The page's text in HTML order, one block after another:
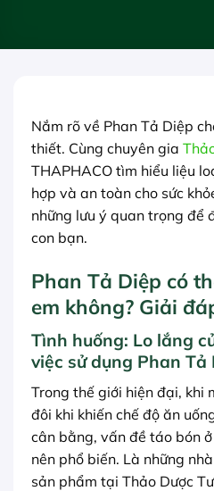
Nắm rõ về Phan Tả Diệp
thiết. Cùng chuyên gia
THAPHACO tìm hiểu liệu
hợp và an toàn cho sức
những lưu ý quan trọng để
con bạn.
Phan Tả Diệp có
em không? Giải
Tình huống: Lo lắng
việc sử dụng Phan Tả
Trong thế giới hiện đại, khi
đôi khi khiến chế độ ăn
cân bằng, vấn đề táo bón
nên phổ biến. Là những
sản phẩm tại Thảo Dược